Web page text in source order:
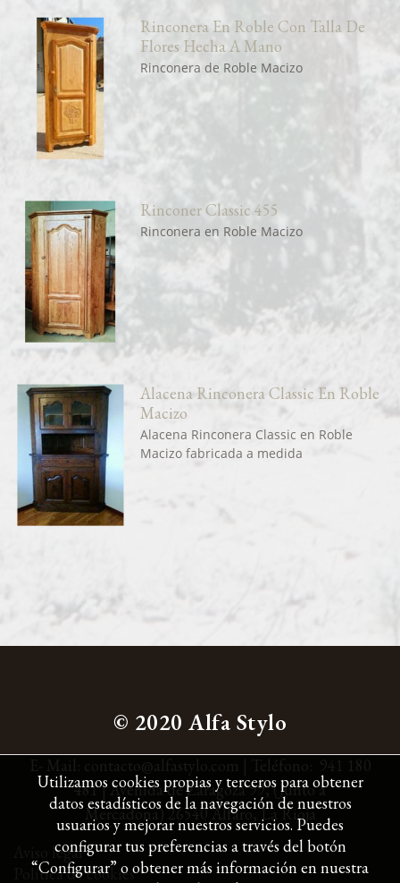
Rinconera En Roble Con Talla De
Flores Hecha A Mano
Rinconera de Roble Macizo
Rinconer Classic 455
Rinconera en Roble Macizo
Alacena Rinconera Classic En Roble
Macizo
Alacena Rinconera Classic en Roble
Macizo fabricada a medida
© 2020 Alfa Stylo
481| Avenida de Zaragoza 99,(Junto a
Mercadona)26540 Alfaro,La Rioja
Aviso legal
Política de cookies
Utilizamos cookies propias y terceros para obtener
datos estadísticos de la navegación de nuestros
usuarios y mejorar nuestros servicios. Puedes
configurar tus preferencias a través del botón
“Configurar” o obtener más información en nuestra